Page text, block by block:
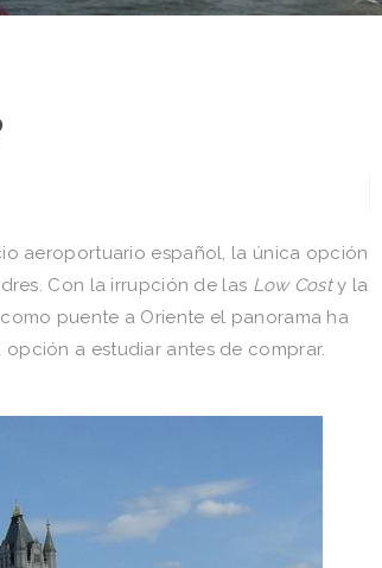
aeroportuario español, la única opción
Con la irrupción de las Low Costy la
puente a Oriente el panorama ha
a estudiar antes de comprar.